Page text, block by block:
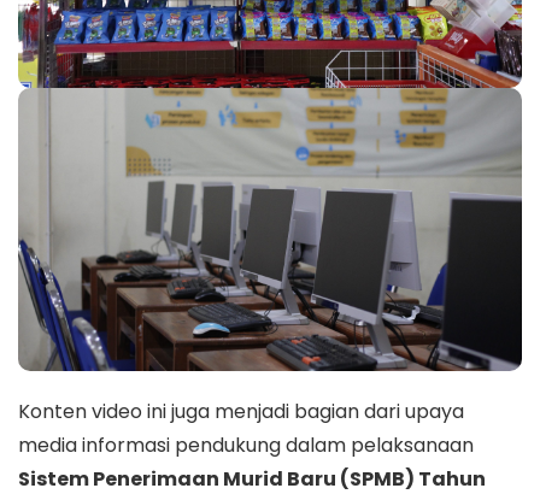
Konten video ini juga menjadi bagian dari upaya
media informasi pendukung dalam pelaksanaan
Sistem Penerimaan Murid Baru (SPMB) Tahun